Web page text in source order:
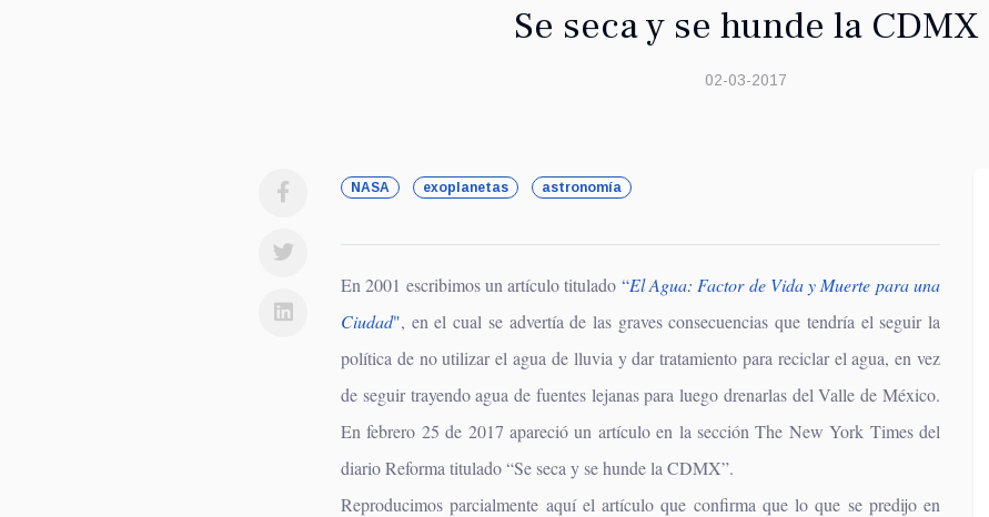
Se seca y se hunde la CDMX
02-03-2017
NASA exoplanetas astronomía
En 2001 escribimos un artículo titulado “El Agua: Factor de Vida y Muerte para una
Ciudad", en el cual se advertía de las graves consecuencias que tendría el seguir la
política de no utilizar el agua de lluvia y dar tratamiento para reciclar el agua, en vez
de seguir trayendo agua de fuentes lejanas para luego drenarlas del Valle de México.
En febrero 25 de 2017 apareció un artículo en la sección The New York Times del
diario Reforma titulado “Se seca y se hunde la CDMX”.
Reproducimos parcialmente aquí el artículo que confirma que lo que se predijo en